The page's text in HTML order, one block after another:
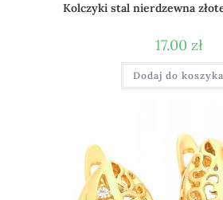
Kolczyki stal nierdzewna
17.00 zł
Dodaj do koszyka